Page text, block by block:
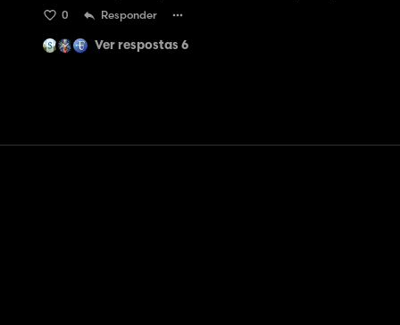
0 Responder
Ver respostas 6